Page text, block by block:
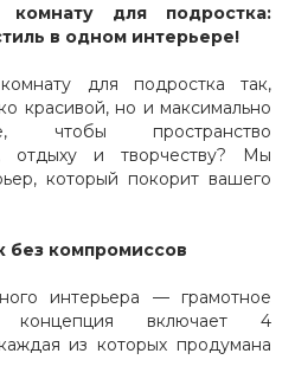
для подростка:
в одном интерьере!
для подростка так,
красивой, но и максимально
чтобы пространство
отдыху и творчеству? Мы
который покорит вашего
без компромиссов
интерьера — грамотное
концепция включает 4
из которых продумана